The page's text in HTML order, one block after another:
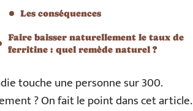
Les conséquences
Faire baisser naturellement le taux de
ferritine : quel remède naturel ?
touche une personne sur 300.
? On fait le point dans cet article.